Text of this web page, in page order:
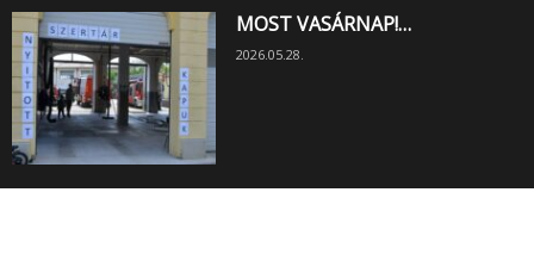
MOST VASÁRNAP!…
2026.05.28.